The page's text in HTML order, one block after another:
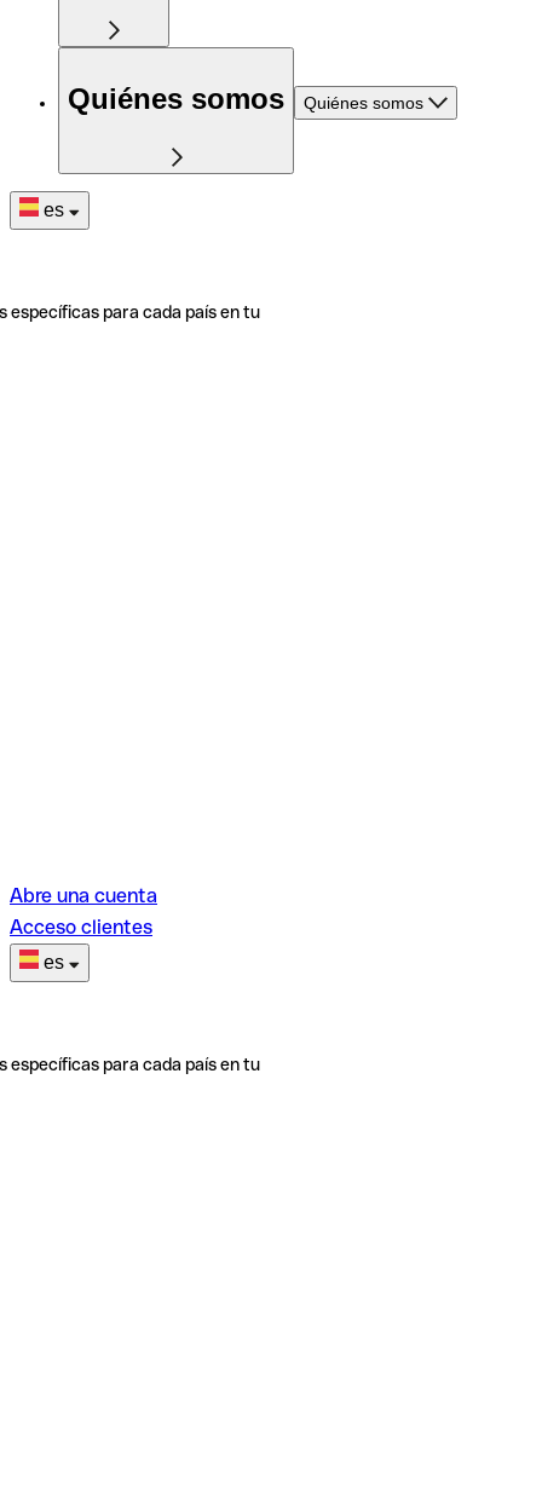
Quiénes somos Quiénes somos
es
específicas para cada país en tu
Abre una cuenta
Acceso clientes
es
específicas para cada país en tu